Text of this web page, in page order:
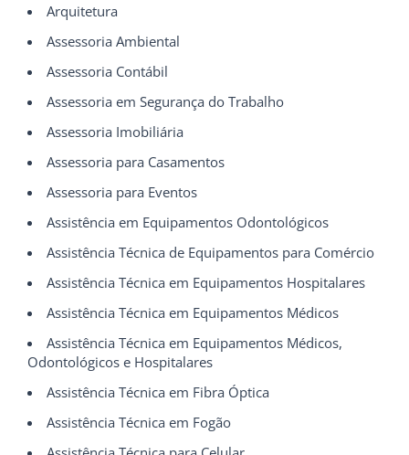
Arquitetura
Assessoria Ambiental
Assessoria Contábil
Assessoria em Segurança do Trabalho
Assessoria Imobiliária
Assessoria para Casamentos
Assessoria para Eventos
Assistência em Equipamentos Odontológicos
Assistência Técnica de Equipamentos para Comércio
Assistência Técnica em Equipamentos Hospitalares
Assistência Técnica em Equipamentos Médicos
Assistência Técnica em Equipamentos Médicos,
Odontológicos e Hospitalares
Assistência Técnica em Fibra Óptica
Assistência Técnica em Fogão